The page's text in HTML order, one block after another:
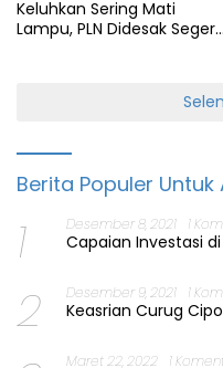
Keluhkan Sering Mati
Lampu, PLN Didesak Segera
Berita Populer Untuk
1 Desember 8, 2021 1
Capaian Investasi
2 Desember 9, 2021 1
Keasrian Curug
Maret 22, 2022 1